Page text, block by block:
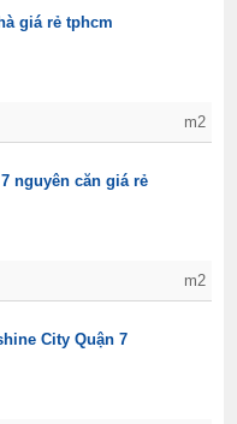
m2
giá rẻ tphcm
m2
nguyên căn giá rẻ
City Quận 7